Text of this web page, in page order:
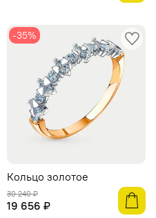
-35%
Кольцо золотое
30 240 ₽
19 656 ₽